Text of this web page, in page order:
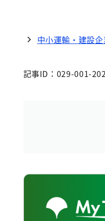
中小運輸・建設
記事ID：029-001-